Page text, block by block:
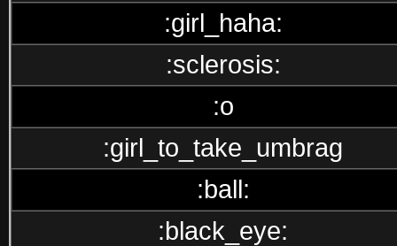
:girl_haha:
:sclerosis:
:o
:girl_to_take_umbrag
:ball:
:black_eye: